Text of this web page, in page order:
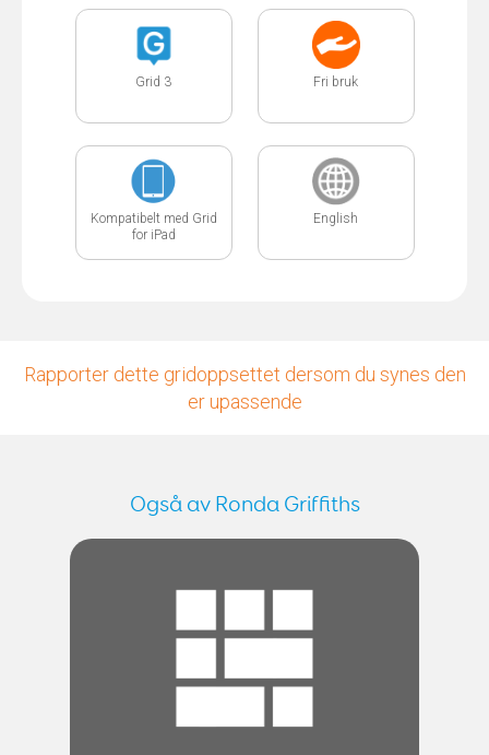
Grid 3 Fri bruk
Kompatibelt med Grid
for iPad
English
Rapporter dette gridoppsettet dersom du synes den
er upassende
Også av Ronda Griffiths